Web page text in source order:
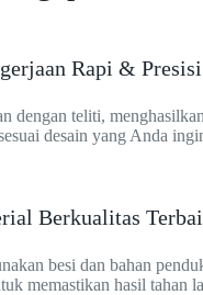
Rapi & Presisi
dengan teliti,
desain yang Anda
Berkualitas
besi dan bahan
memastikan hasil tahan